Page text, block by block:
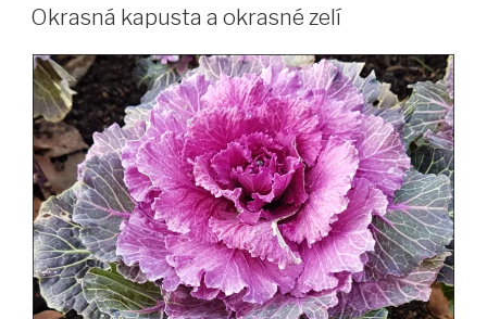
Okrasná kapusta a okrasné zelí